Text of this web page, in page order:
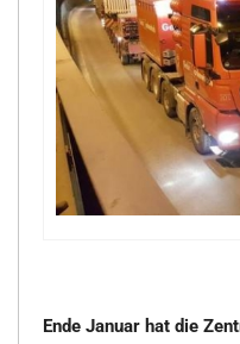
Ende Januar hat die